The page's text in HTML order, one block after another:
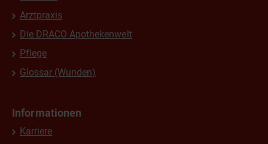
Arztpraxis
Die DRACO Apothekenwelt
Pflege
Glossar (Wunden)
Informationen
Karriere